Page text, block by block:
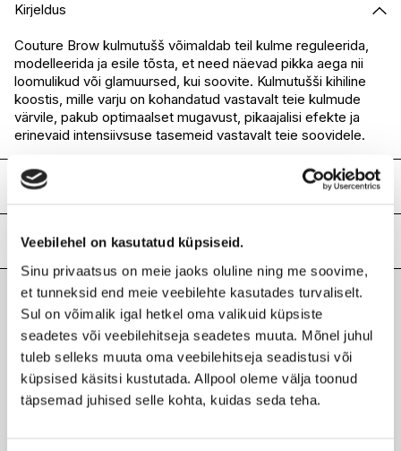
Veebilehel on kasutatud küpsiseid.
Sinu privaatsus on meie jaoks oluline ning me soovime,
et tunneksid end meie veebilehte kasutades turvaliselt.
Sul on võimalik igal hetkel oma valikuid küpsiste
seadetes või veebilehitseja seadetes muuta. Mõnel juhul
tuleb selleks muuta oma veebilehitseja seadistusi või
küpsised käsitsi kustutada. Allpool oleme välja toonud
täpsemad juhised selle kohta, kuidas seda teha.
I.L.U. Kristiine
I.L.U. Ülemiste
Ei ole saadaval
I.L.U. Rocca
Ei ole saadaval
I.L.U. Lõunakeskus
Ei ole saadaval
I.L.U. Pärnu
Ei ole saadaval
Kirjeldus
Couture Brow kulmutušš võimaldab teil kulme reguleerida,
modelleerida ja esile tõsta, et need näevad pikka aega nii
loomulikud või glamuursed, kui soovite. Kulmutušši kihiline
koostis, mille varju on kohandatud vastavalt teie kulmude
värvile, pakub optimaalset mugavust, pikaajalisi efekte ja
erinevaid intensiivsuse tasemeid vastavalt teie soovidele.
Koostis
styrene/acrylates/ammonium methacrylate copolymer •
acryloyldimethyltaurate copolymer • isohexadecane •
synthetic fluorphlogopite • propylene glycol •
phenoxyethanol • caprylyl glycol • ammonium
polyacryloyldimethyl taurate • alumina • nylon-12 •
polysorbate 80 • steareth-20 • sodium laureth sulfate •
sodium dehydroacetate • sorbitan oleate • disodium edta •
magnesium silicate • calcium sodium borosilicate •
panthenol • tetrasodium edta • silica • potassium sorbate •
Lisainfo
Kaubamärk
YVES SAINT LAURENT
Ribakood
3614270282362
Viimati vaadatud tooted